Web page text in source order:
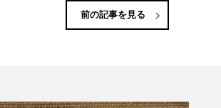
前の記事を見る